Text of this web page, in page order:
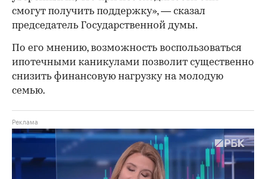
смогут получить поддержку», — сказал
председатель Государственной думы.
По его мнению, возможность воспользоваться
ипотечными каникулами позволит существенно
снизить финансовую нагрузку на молодую
семью.